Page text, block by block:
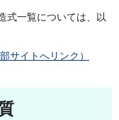
式一覧については、以
サイトへリンク）